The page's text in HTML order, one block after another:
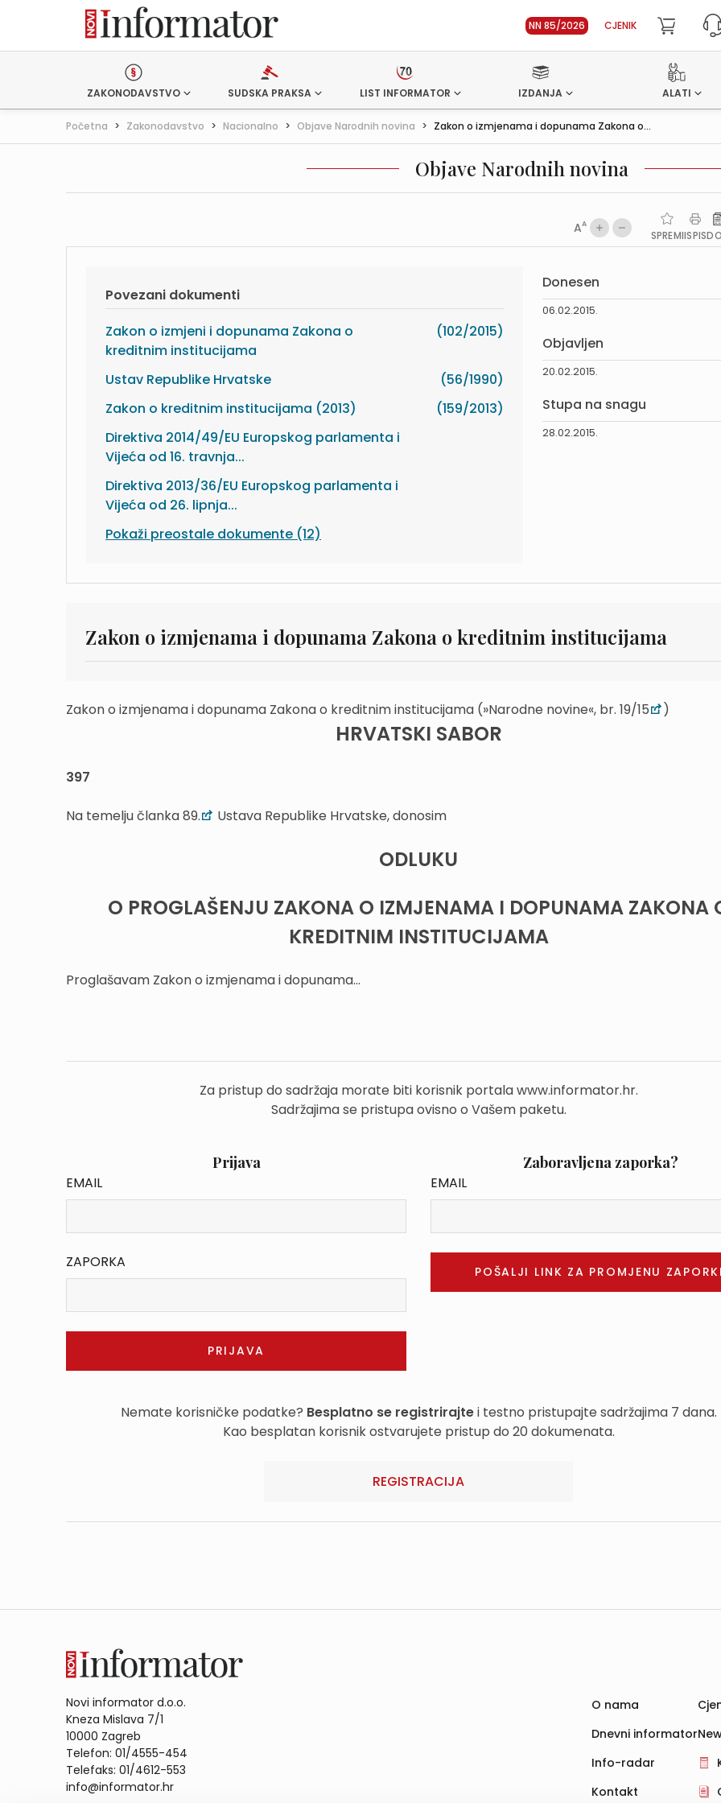
NN 85/2026 CJENIK
ZAKONODAVSTVO SUDSKA PRAKSA LIST INFORMATOR IZDANJA ALATI
Početna > Zakonodavstvo > Nacionalno > Objave Narodnih novina > Zakon o izmjenama i dopunama Zakona o...
Objave Narodnih novina
AA
SPREMIISPIS
Povezani dokumenti
Zakon o izmjeni i dopunama Zakona o
kreditnim institucijama
(102/2015)
Ustav Republike Hrvatske
(56/1990)
Zakon o kreditnim institucijama (2013)
(159/2013)
Direktiva 2014/49/EU Europskog parlamenta i
Vijeća od 16. travnja...
Direktiva 2013/36/EU Europskog parlamenta i
Vijeća od 26. lipnja...
Pokaži preostale dokumente (12)
Donesen
06.02.2015.
Objavljen
20.02.2015.
Stupa na snagu
28.02.2015.
Zakon o izmjenama i dopunama Zakona o kreditnim institucijama
Zakon o izmjenama i dopunama Zakona o kreditnim institucijama (»Narodne novine«, br. 19/15 )
HRVATSKI SABOR
397
Na temelju članka 89. Ustava Republike Hrvatske, donosim
ODLUKU
O PROGLAŠENJU ZAKONA O IZMJENAMA I DOPUNAMA ZAKONA
KREDITNIM INSTITUCIJAMA
Proglašavam Zakon o izmjenama i dopunama...
Za pristup do sadržaja morate biti korisnik portala www.informator.hr.
Sadržajima se pristupa ovisno o Vašem paketu.
Prijava
EMAIL
ZAPORKA
Zaboravljena zaporka?
EMAIL
Nemate korisničke podatke? Besplatno se registrirajtei testno pristupajte sadržajima 7 dana.
Kao besplatan korisnik ostvarujete pristup do 20 dokumenata.
REGISTRACIJA
Novi informator d.o.o.
Kneza Mislava 7/1
10000 Zagreb
Telefon: 01/4555-454
Telefaks: 01/4612-553
info@informator.hr
O nama
Dnevni informator
Info-radar
Kontakt